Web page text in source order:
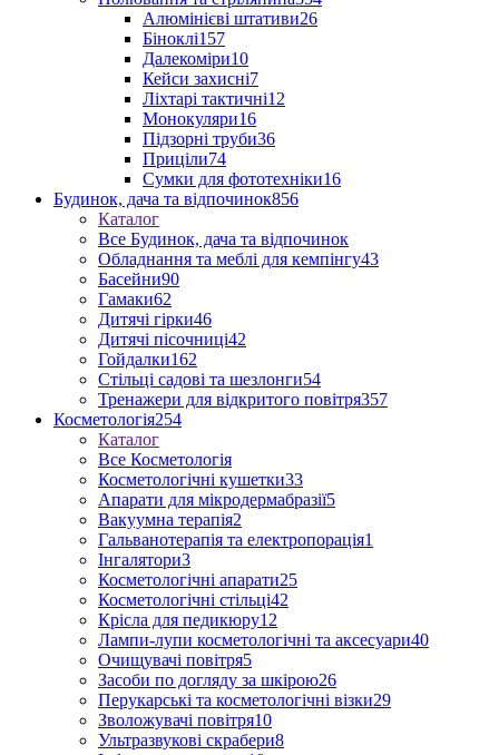
Алюмінієві штативи26
Біноклі157
Далекоміри10
Кейси захисні7
Ліхтарі тактичні12
Монокуляри16
Підзорні труби36
Приціли74
Сумки для фототехніки16
Будинок, дача та відпочинок856
Каталог
Все Будинок, дача та відпочинок
Обладнання та меблі для кемпінгу43
Басейни90
Гамаки62
Дитячі гірки46
Дитячі пісочниці42
Гойдалки162
Стільці садові та шезлонги54
Тренажери для відкритого повітря357
Косметологія254
Каталог
Все Косметологія
Косметологічні кушетки33
Апарати для мікродермабразії5
Вакуумна терапія2
Гальванотерапія та електропорація1
Інгалятори3
Косметологічні апарати25
Косметологічні стільці42
Крісла для педикюру12
Лампи-лупи косметологічні та аксесуари40
Очищувачі повітря5
Засоби по догляду за шкірою26
Перукарські та косметологічні візки29
Зволожувачі повітря10
Ультразвукові скрабери8